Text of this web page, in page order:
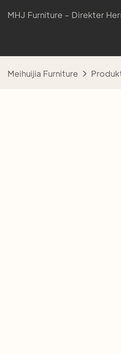
MHJ Furniture – Direkter
Meihuijia Furniture